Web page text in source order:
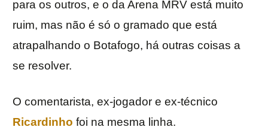
para os outros, e o da Arena MRV está muito
ruim, mas não é só o gramado que está
atrapalhando o Botafogo, há outras coisas a
se resolver.
O comentarista, ex-jogador e ex-técnico
Ricardinho foi na mesma linha.